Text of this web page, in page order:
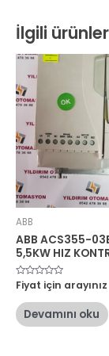
İlgili ürünler
ABB
ABB ACS355-
5,5KW HIZ
5
üzerinden
oy
aldı
Fiyat için arayınız
Devamını oku